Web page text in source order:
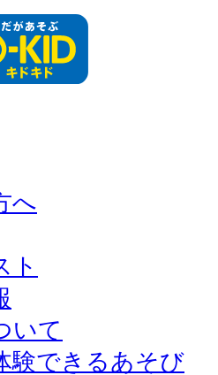
へ
ト
いて
験できるあそび